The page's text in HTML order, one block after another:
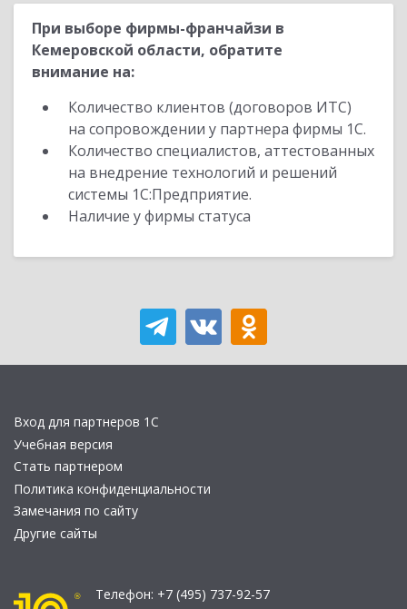
При выборе фирмы-франчайзи в
Кемеровской области, обратите
внимание на:
Количество клиентов (договоров ИТС)
на сопровождении у партнера фирмы 1С.
Количество специалистов, аттестованных
на внедрение технологий и решений
системы 1С:Предприятие.
Наличие у фирмы статуса
Вход для партнеров 1С
Учебная версия
Стать партнером
Политика конфиденциальности
Замечания по сайту
Другие сайты
Телефон: +7 (495) 737-92-57